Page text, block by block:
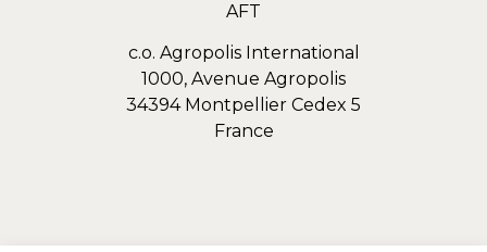
AFT
c.o. Agropolis International
1000, Avenue Agropolis
34394 Montpellier Cedex 5
France